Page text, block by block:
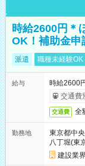
時給2600円＊
OK！補助金申
派遣 職種未経験OK
給与
時給2600
交通費
交通費 全
勤務地
東京都中
八丁堀(東
建設業